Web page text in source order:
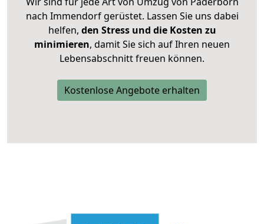
nach Immendorf gerüstet. Lassen Sie uns dabei
helfen, den Stress und die Kosten zu
minimieren, damit Sie sich auf Ihren neuen
Lebensabschnitt freuen können.
Kostenlose Angebote erhalten